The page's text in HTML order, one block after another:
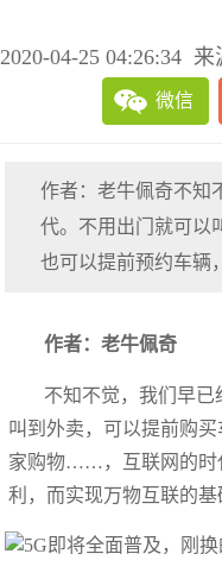
2020-04-25 04:26:34 来
微信
作者：老牛佩奇不知
代。不用出门就可以
也可以提前预约车辆
作者：老牛佩奇
不知不觉，我们早已
叫到外卖，可以提前购
家购物……，互联网的时
利，而实现万物互联的基